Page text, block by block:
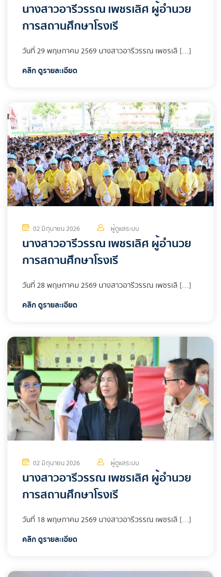
นางสาวอารีวรรณ เพชรเลิศ ผู้อำนวย
การสถานศึกษาโรงเรี
วันที่ 29 พฤษภาคม 2569 นางสาวอารีวรรณ เพชรเลิ […]
คลิก ดูรายละเอียด
02 มิถุนายน 2026 ผู้ดูแลระบบ
นางสาวอารีวรรณ เพชรเลิศ ผู้อำนวย
การสถานศึกษาโรงเรี
วันที่ 28 พฤษภาคม 2569 นางสาวอารีวรรณ เพชรเลิ […]
คลิก ดูรายละเอียด
02 มิถุนายน 2026 ผู้ดูแลระบบ
นางสาวอารีวรรณ เพชรเลิศ ผู้อำนวย
การสถานศึกษาโรงเรี
วันที่ 18 พฤษภาคม 2569 นางสาวอารีวรรณ เพชรเลิ […]
คลิก ดูรายละเอียด